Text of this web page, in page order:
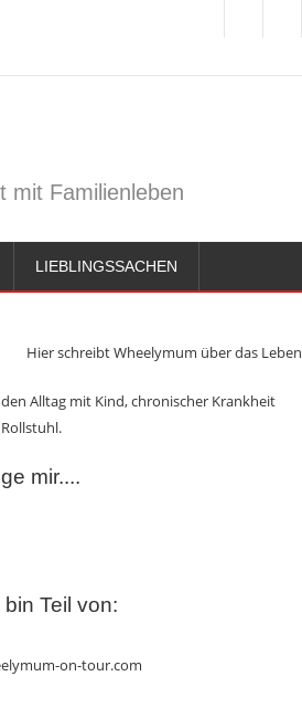
mit Familienleben
LIEBLINGSSACHEN
Hier schreibt Wheelymum über das Leben
Alltag mit Kind, chronischer Krankheit
mir....
bin Teil von:
on-tour.com